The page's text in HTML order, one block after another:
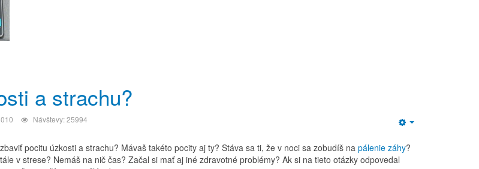
a strachu?
Návštevy: 25994
pocitu úzkosti a strachu? Mávaš takéto pocity aj ty? Stáva sa ti, že v noci sa zobudíš na pálenie záhy?
v strese? Nemáš na nič čas? Začal si mať aj iné zdravotné problémy? Ak si na tieto otázky odpovedal